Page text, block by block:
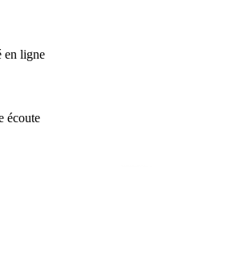
en ligne
écoute